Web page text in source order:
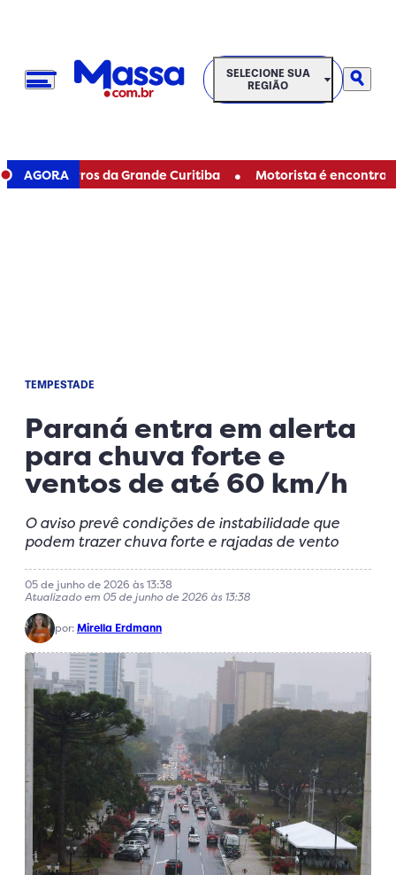
SELECIONE SUA REGIÃO
SELECIONE SUA
REGIÃO
AGORA
bairros da Grande Curitiba • Motorista é encontrado
TEMPESTADE
Paraná entra em alerta
para chuva forte e
ventos de até 60 km/h
O aviso prevê condições de instabilidade que
podem trazer chuva forte e rajadas de vento
05 de junho de 2026 às 13:38
Atualizado em 05 de junho de 2026 às 13:38
por:Mirella Erdmann